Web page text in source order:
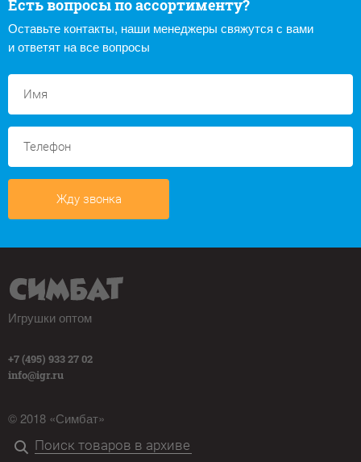
Есть вопросы по ассортименту?
Оставьте контакты, наши менеджеры свяжутся с вами
и ответят на все вопросы
Жду звонка
Игрушки оптом
+7 (495) 933 27 02
info@igr.ru
© 2018 «Симбат»